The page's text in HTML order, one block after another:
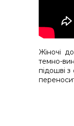
Жіночі
темно-
підошві